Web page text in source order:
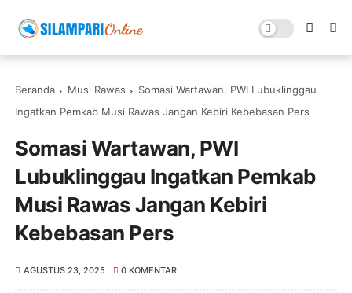
Beranda Musi Rawas
Somasi Wartawan, PWI Lubuklinggau
Ingatkan Pemkab Musi Rawas Jangan Kebiri Kebebasan Pers
Somasi Wartawan, PWI
Lubuklinggau Ingatkan Pemkab
Musi Rawas Jangan Kebiri
Kebebasan Pers
AGUSTUS 23, 2025 0 KOMENTAR